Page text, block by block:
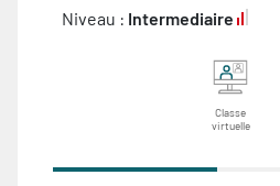
Niveau : Intermediaire
Classe
virtuelle